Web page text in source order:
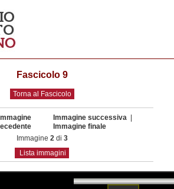
Fascicolo 9
Torna al Fascicolo
Immagine
Immagine successiva
Immagine finale
Immagine 2di 3
Lista immagini